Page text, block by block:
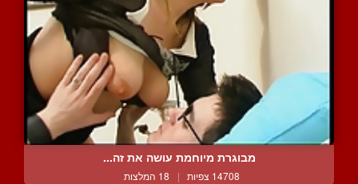
מבוגרת מיוחמת עושה את זה...
14708 צפיות | 18 המלצות